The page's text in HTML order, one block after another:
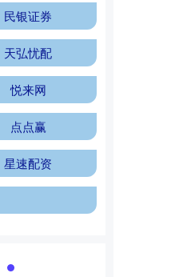
民银证券
天弘忧配
悦来网
点点赢
星速配资